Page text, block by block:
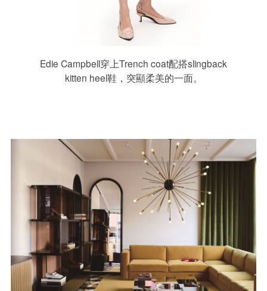
Edie Campbell穿上Trench coat配搭slingback
kitten heel鞋，突顯柔美的一面。